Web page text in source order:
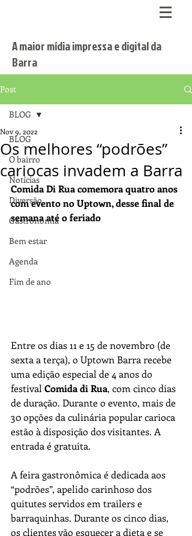
A maior mídia impressa e digital da
Barra
Post
BLOG
O bairro
Notícias
Diversão
Gastronomia
Bem estar
Agenda
Fim de ano
BLOG
Os melhores “podrões”
cariocas invadem a Barra
Nov 9, 2022
Comida Di Rua comemora quatro anos
com evento no Uptown, desse final de
semana até o feriado
Entre os dias 11 e 15 de novembro (de
sexta a terça), o Uptown Barra recebe
uma edição especial de 4 anos do
festival Comida di Rua, com cinco dias
de duração. Durante o evento, mais de
30 opções da culinária popular carioca
estão à disposição dos visitantes. A
entrada é gratuita.
A feira gastronômica é dedicada aos
“podrões”, apelido carinhoso dos
quitutes servidos em trailers e
barraquinhas. Durante os cinco dias,
os clientes vão esquecer a dieta e se